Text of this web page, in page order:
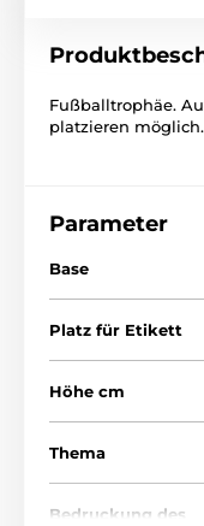
Fußballtrophäe.
platzieren
Parameter
Base
Platz für Etikett
Höhe cm
Thema
Bedruckung des